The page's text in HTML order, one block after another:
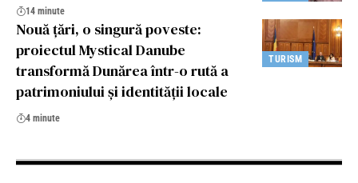
14 minute
TURISM
Nouă țări, o singură poveste:
proiectul Mystical Danube
transformă Dunărea într-o rută a
patrimoniului și identității locale
4 minute